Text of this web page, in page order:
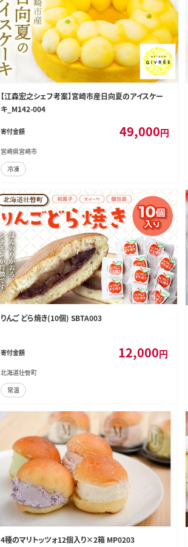
【江森宏之シェフ考案】宮崎市産日向夏のアイスケー
キ_M142-004
寄付金額 49,000円
宮崎県宮崎市
冷凍
りんご どら焼き(10個) SBTA003
寄付金額 12,000円
北海道壮瞥町
常温
4種のマリトッツォ12個入り×2箱 MP0203